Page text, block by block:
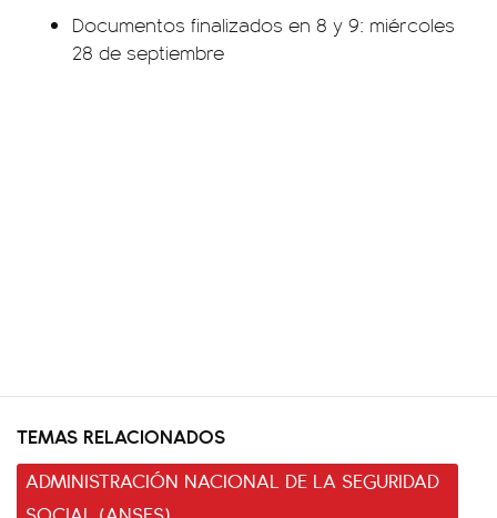
Documentos finalizados en 8 y 9: miércoles
28 de septiembre
TEMAS RELACIONADOS
ADMINISTRACIÓN NACIONAL DE LA SEGURIDAD